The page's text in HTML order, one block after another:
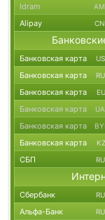
Idram
Alipay
Банковская карта
Банковская карта
Банковская карта
Банковская карта
Банковская карта
Банковская карта
СБП
Сбербанк
Альфа-Банк